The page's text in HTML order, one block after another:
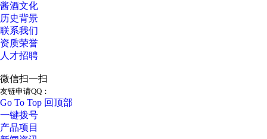
酱酒文化
历史背景
联系我们
资质荣誉
人才招聘
微信扫一扫
友链申请QQ：
Go To Top 回顶部
一键拨号
产品项目